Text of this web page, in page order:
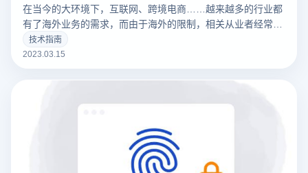
在当今的大环境下，互联网、跨境电商……越来越多的行业都
有了海外业务的需求，而由于海外的限制，相关从业者经常要
针对不同的工作内容用到不同的IP，这时候便要用到指纹浏览
器。要清楚的了解什么是指纹浏览器之前，我们需要知道什么
很大的不同
技术指南
2023.03.15